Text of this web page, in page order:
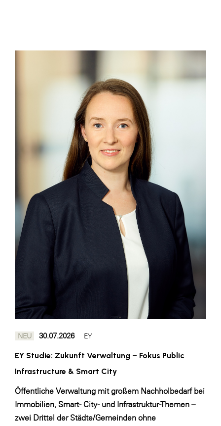
Lidl Österreich
Die Menü-Manufaktur
MTH Retail Group
OMV
OptimaMed
PAGRO
PHH Rechtsanwält:innen
Primark
Salesforce
SERVICE&MORE
SKINUANCE®
Sony DADC
SPIEGLTEC
Trend Micro
TAG GmbH
NEU 30.07.2026 EY
EY Studie: Zukunft Verwaltung – Fokus Public
Infrastructure & Smart City
Öffentliche Verwaltung mit großem Nachholbedarf bei
Immobilien, Smart- City- und Infrastruktur-Themen –
zwei Drittel der Städte/Gemeinden ohne